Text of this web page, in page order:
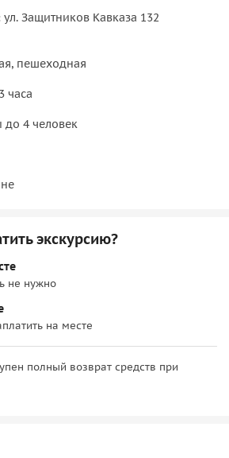
ул. Защитников Кавказа 132
пешеходная
часа
до 4 человек
экскурсию?
не нужно
на месте
полный возврат средств при